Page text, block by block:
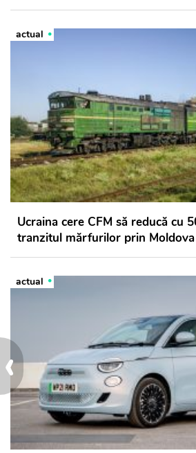
‹
actual
Ucraina cere CFM să reducă cu
tranzitul mărfurilor prin Moldova
actual